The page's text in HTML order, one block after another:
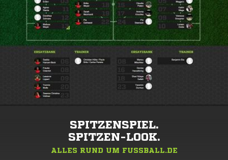
SPITZENSPIEL.
SPITZEN-LOOK.
ALLES RUND UM FUSSBALL.DE